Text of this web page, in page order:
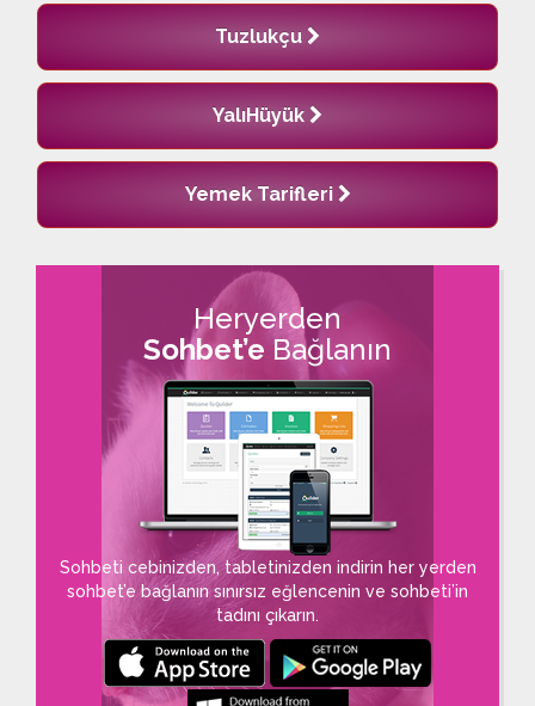
Tuzlukçu
YalıHüyük
Yemek Tarifleri
Heryerden
Sohbet’e Bağlanın
Sohbeti cebinizden, tabletinizden indirin her yerden
sohbet’e bağlanın sınırsız eğlencenin ve sohbeti’in
tadını çıkarın.